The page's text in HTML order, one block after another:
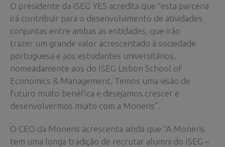
O presidente da ISEG YES acredita que “esta parceria
irá contribuir para o desenvolvimento de atividades
conjuntas entre ambas as entidades, que irão
trazer um grande valor acrescentado à sociedade
portuguesa e aos estudantes universitários,
nomeadamente aos do ISEG Lisbon School of
Economics & Management. Temos uma visão de
futuro muito benéfica e desejamos crescer e
desenvolvermos muito com a Moneris”.
O CEO da Moneris acrescenta ainda que “A Moneris
tem uma longa tradição de recrutar alumni do ISEG –